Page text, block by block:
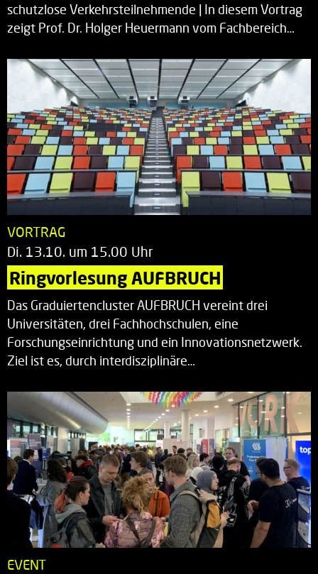
schutzlose Verkehrsteilnehmende | In diesem Vortrag
zeigt Prof. Dr. Holger Heuermann vom Fachbereich…
VORTRAG
Di. 13.10. um 15.00 Uhr
Ringvorlesung AUFBRUCH
Das Graduiertencluster AUFBRUCH vereint drei
Universitäten, drei Fachhochschulen, eine
Forschungseinrichtung und ein Innovationsnetzwerk.
Ziel ist es, durch interdisziplinäre…
EVENT